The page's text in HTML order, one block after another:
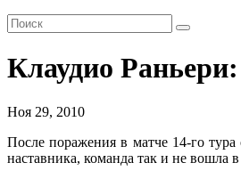
Клаудио
Ноя 29, 2010
После поражения в матче 14-го
наставника, команда так и не вошла